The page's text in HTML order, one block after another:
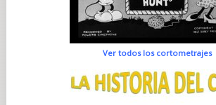
Ver todos los cortometrajes